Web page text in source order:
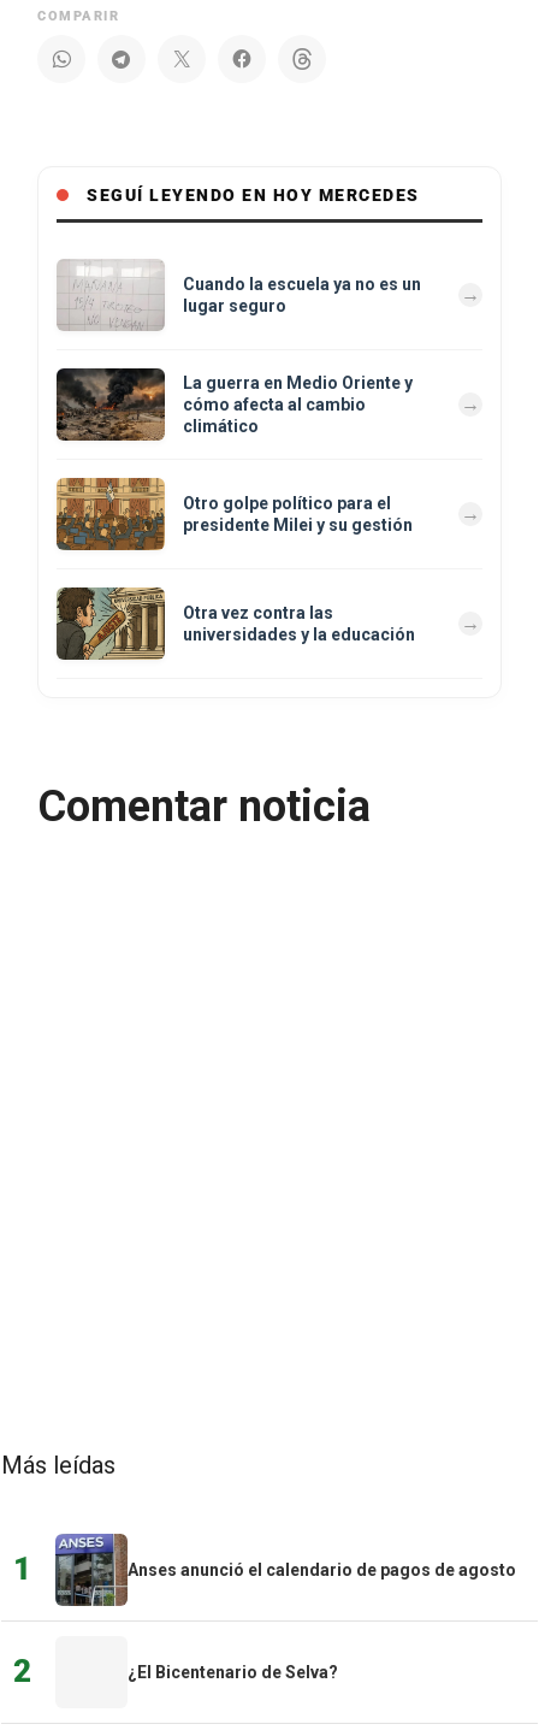
COMPARIR
SEGUÍ LEYENDO EN HOY MERCEDES
Cuando la escuela ya no es un
lugar seguro
La guerra en Medio Oriente y
cómo afecta al cambio
climático
Otro golpe político para el
presidente Milei y su gestión
Otra vez contra las
universidades y la educación
Comentar noticia
Más leídas
1 Anses anunció el calendario de pagos de agosto
2 ¿El Bicentenario de Selva?